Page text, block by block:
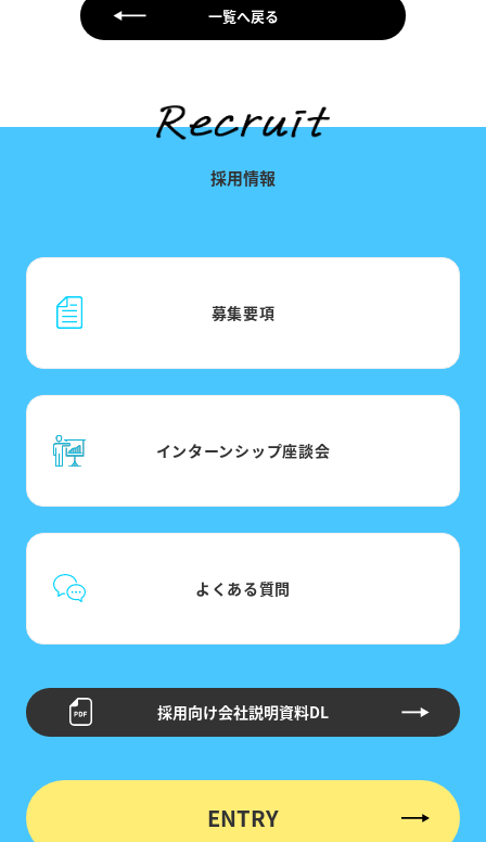
一覧へ戻る
採用情報
募集要項
インターンシップ座談会
よくある質問
採用向け会社説明資料DL
ENTRY